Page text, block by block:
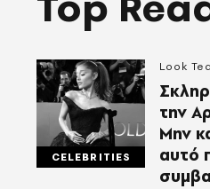
CELEBRITIES
την
Μην
αυτό
Look